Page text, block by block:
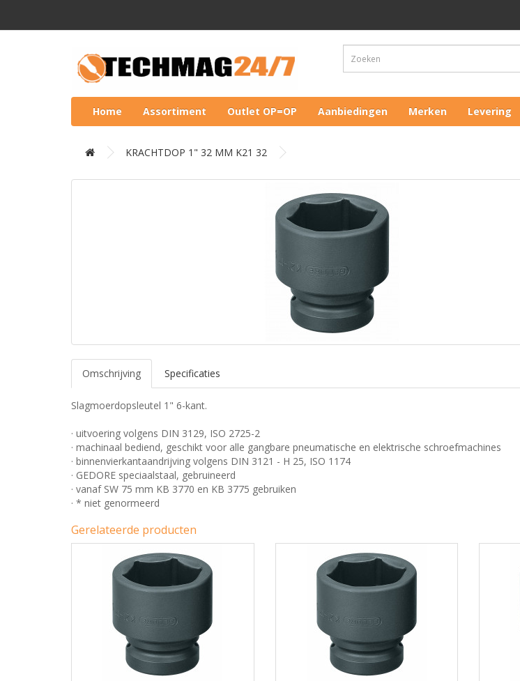
Home Assortiment Outlet OP=OP Aanbiedingen Merken Levering
KRACHTDOP 1" 32 MM K21 32
Omschrijving Specificaties
Slagmoerdopsleutel 1" 6-kant.
· uitvoering volgens DIN 3129, ISO 2725-2
· machinaal bediend, geschikt voor alle gangbare pneumatische en elektrische schroefmachines
· binnenvierkantaandrijving volgens DIN 3121 - H 25, ISO 1174
· GEDORE speciaalstaal, gebruineerd
· vanaf SW 75 mm KB 3770 en KB 3775 gebruiken
· * niet genormeerd
Gerelateerde producten